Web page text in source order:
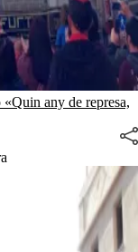
any de represa,